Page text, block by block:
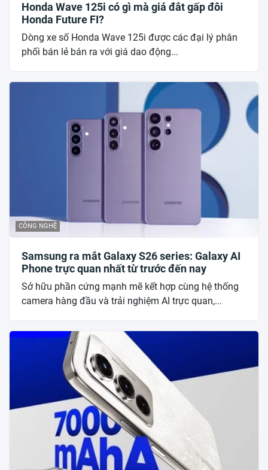
Honda Wave 125i có gì mà giá đắt gấp đôi
Honda Future FI?
Dòng xe số Honda Wave 125i được các đại lý phân
phối bán lẻ bán ra với giá dao động...
CÔNG NGHỆ
Samsung ra mắt Galaxy S26 series: Galaxy AI
Phone trực quan nhất từ trước đến nay
Sở hữu phần cứng mạnh mẽ kết hợp cùng hệ thống
camera hàng đầu và trải nghiệm AI trực quan,...